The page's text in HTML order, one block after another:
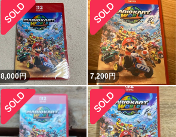
8,000円 7,200円